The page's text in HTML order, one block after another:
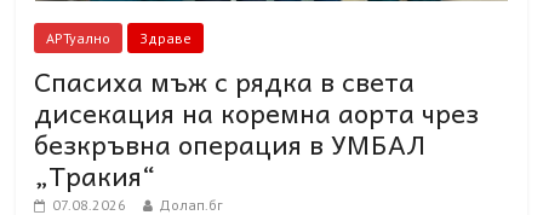
АРТуално Здраве
Спасиха мъж с рядка в света
дисекация на коремна аорта чрез
безкръвна операция в УМБАЛ
„Тракия“
07.08.2026 Долап.бг